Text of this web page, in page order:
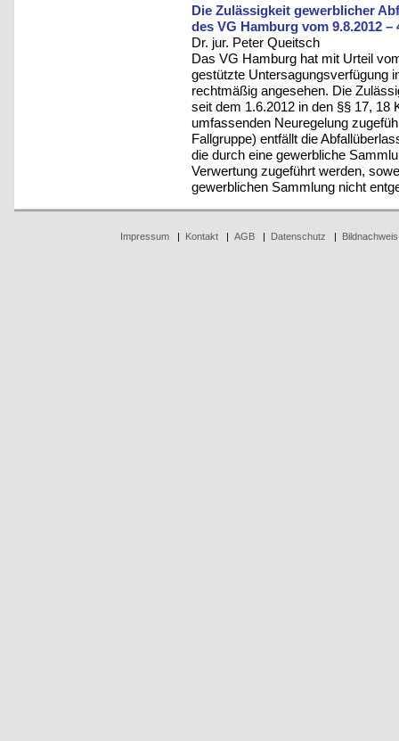
Die Zulässigkeit gewerblicher
des VG Hamburg vom 9.8.2012 –
Dr. jur. Peter Queitsch
Das VG Hamburg hat mit Urteil
gestützte Untersagungsverfügung
rechtmäßig angesehen. Die
seit dem 1.6.2012 in den §§ 17, 18
umfassenden Neuregelung
Fallgruppe) entfällt die
die durch eine gewerbliche
Verwertung zugeführt werden,
gewerblichen Sammlung nicht
Impressum| Kontakt| AGB| Datenschutz Bildnachweis